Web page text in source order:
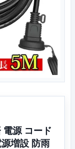
源 コード
増設 防雨